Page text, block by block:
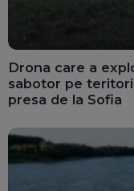
Drona care a
sabotor pe
presa de la Sofia